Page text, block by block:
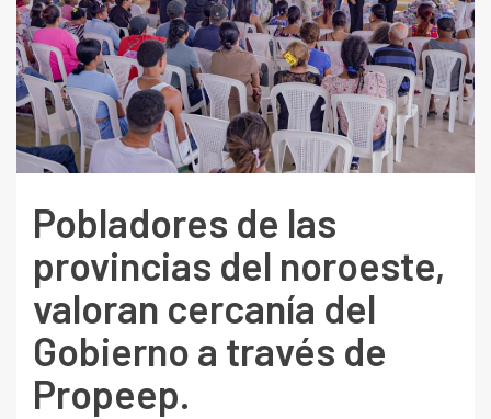
Pobladores de las
provincias del noroeste,
valoran cercanía del
Gobierno a través de
Propeep.